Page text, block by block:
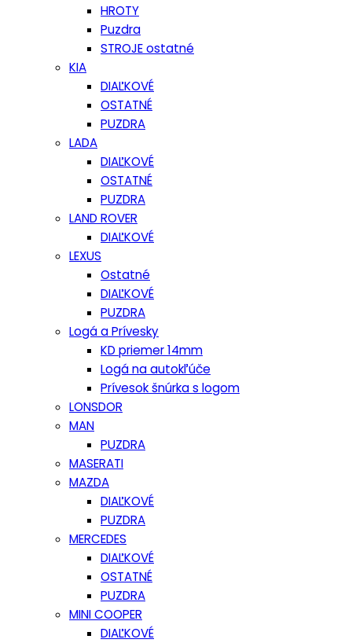
HROTY
Puzdra
STROJE ostatné
KIA
DIAĽKOVÉ
OSTATNÉ
PUZDRA
LADA
DIAĽKOVÉ
OSTATNÉ
PUZDRA
LAND ROVER
DIAĽKOVÉ
LEXUS
Ostatné
DIAĽKOVÉ
PUZDRA
Logá a Prívesky
KD priemer 14mm
Logá na autokľúče
Prívesok šnúrka s logom
LONSDOR
MAN
PUZDRA
MASERATI
MAZDA
DIAĽKOVÉ
PUZDRA
MERCEDES
DIAĽKOVÉ
OSTATNÉ
PUZDRA
MINI COOPER
DIAĽKOVÉ